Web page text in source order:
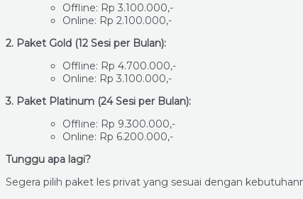
Offline: Rp 3.100.000,-
Online: Rp 2.100.000,-
2. Paket Gold (12 Sesi per Bulan):
Offline: Rp 4.700.000,-
Online: Rp 3.100.000,-
3. Paket Platinum (24 Sesi per Bulan):
Offline: Rp 9.300.000,-
Online: Rp 6.200.000,-
Tunggu apa lagi?
Segera pilih paket les privat yang sesuai dengan